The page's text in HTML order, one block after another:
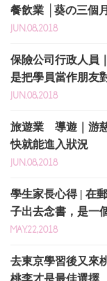
餐飲業 │葵の三個
JUN.08,2018
保險公司行政人員
是把學員當作朋友
JUN.08,2018
旅遊業 導遊｜游
快就能進入狀況
JUN.08,2018
學生家長心得 | 在
子出去念書，是一
MAY.22,2018
去東京學習後又來